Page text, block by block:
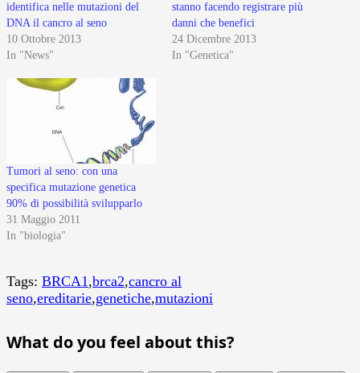
identifica nelle mutazioni del
DNA il cancro al seno
10 Ottobre 2013
In "News"
stanno facendo registrare più
danni che benefici
24 Dicembre 2013
In "Genetica"
Tumori al seno: con una
specifica mutazione genetica
90% di possibilità svilupparlo
31 Maggio 2011
In "biologia"
Tags: BRCA1,brca2,cancro al
seno,ereditarie,genetiche,mutazioni
What do you feel about this?